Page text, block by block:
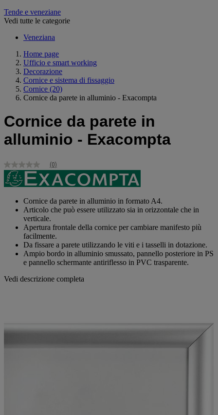
Tende e veneziane
Vedi tutte le categorie
Veneziana
Home page
Ufficio e smart working
Decorazione
Cornice e sistema di fissaggio
Cornice (20)
Cornice da parete in alluminio - Exacompta
Cornice da parete in
alluminio - Exacompta
Nessuna
valutazione
Stesso
pagina.
(0)
Cornice da parete in alluminio in formato A4.
Articolo che può essere utilizzato sia in orizzontale che in
verticale.
Apertura frontale della cornice per cambiare manifesto più
facilmente.
Da fissare a parete utilizzando le viti e i tasselli in dotazione.
Ampio bordo in alluminio smussato, pannello posteriore in PS
e pannello schermante antiriflesso in PVC trasparente.
Vedi descrizione completa